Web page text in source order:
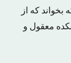
که از
معقول و